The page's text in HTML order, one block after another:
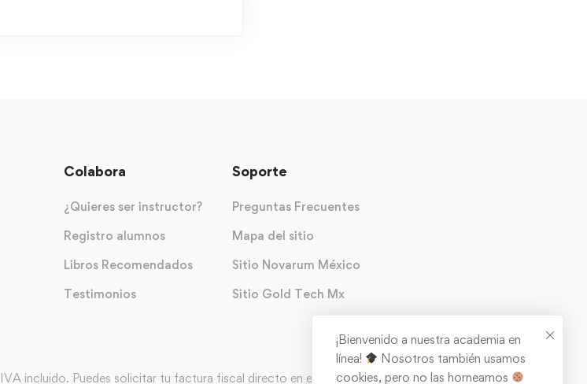
Colabora
¿Quieres ser instructor?
Registro alumnos
Libros Recomendados
Testimonios
Soporte
Preguntas Frecuentes
Mapa del sitio
Sitio Novarum México
Sitio Gold Tech Mx
incluido. Puedes solicitar tu factura fiscal directo en el carrito de
¡Bienvenido a nuestra academia en
línea!
Nosotros también usamos
cookies, pero no las horneamos